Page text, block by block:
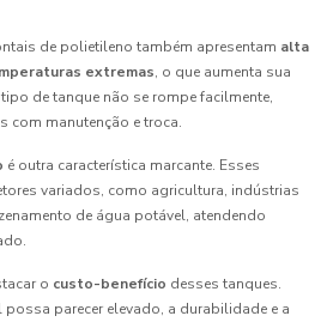
de polietileno também apresentam alta
extremas, o que aumenta sua
de tanque não se rompe facilmente,
com manutenção e troca.
é outra característica marcante. Esses
variados, como agricultura, indústrias
de água potável, atendendo
o custo-benefício desses tanques.
parecer elevado, a durabilidade e a